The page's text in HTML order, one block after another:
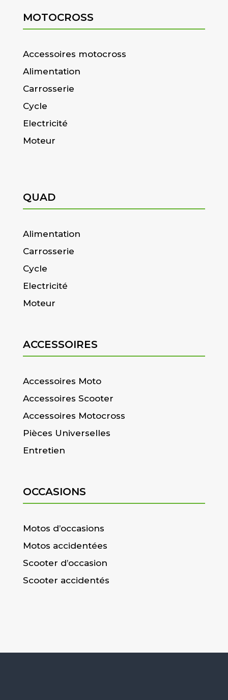
MOTOCROSS
Accessoires motocross
Alimentation
Carrosserie
Cycle
Electricité
Moteur
QUAD
Alimentation
Carrosserie
Cycle
Electricité
Moteur
ACCESSOIRES
Accessoires Moto
Accessoires Scooter
Accessoires Motocross
Pièces Universelles
Entretien
OCCASIONS
Motos d’occasions
Motos accidentées
Scooter d’occasion
Scooter accidentés